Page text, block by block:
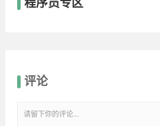
程序员专区
评论